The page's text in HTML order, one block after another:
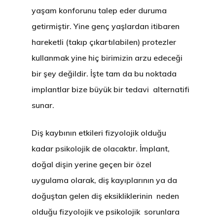
yaşam konforunu talep eder duruma
getirmiştir. Yine genç yaşlardan itibaren
hareketli (takıp çıkartılabilen) protezler
kullanmak yine hiç birimizin arzu edeceği
bir şey değildir. İşte tam da bu noktada
implantlar bize büyük bir tedavi alternatifi
sunar.
Diş kaybının etkileri fizyolojik olduğu
kadar psikolojik de olacaktır. İmplant,
doğal dişin yerine geçen bir özel
uygulama olarak, diş kayıplarının ya da
doğuştan gelen diş eksikliklerinin neden
olduğu fizyolojik ve psikolojik sorunlara